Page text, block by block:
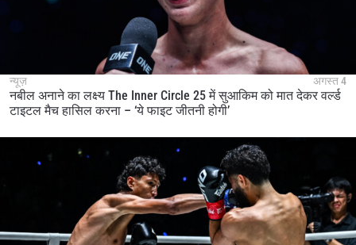
न्यूज़ अगस्त 4
नबील अनाने का लक्ष्य The Inner Circle 25 में सुआकिम को मात देकर वर्ल्ड
टाइटल मैच हासिल करना – ‘ये फाइट जीतनी होगी’